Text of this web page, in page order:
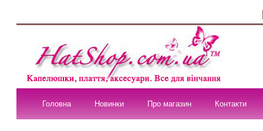
Головна Новинки Про магазин Контакти